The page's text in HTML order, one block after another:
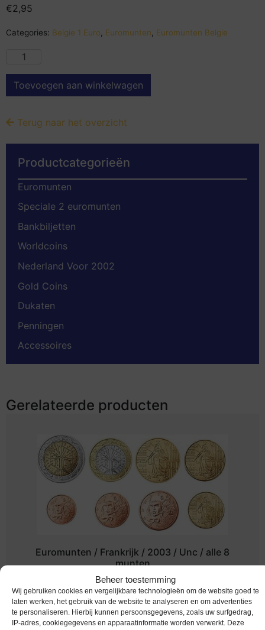
Beheer toestemming
Wij gebruiken cookies en vergelijkbare technologieën om de website goed te
laten werken, het gebruik van de website te analyseren en om advertenties
te personaliseren. Hierbij kunnen persoonsgegevens, zoals uw surfgedrag,
IP-adres, cookiegegevens en apparaatinformatie worden verwerkt. Deze
€2,95
Categories: Belgie 1 Euro Euromunten Euromunten Belgie
Toevoegen aan winkelwagen
Terug naar het overzicht
Productcategorieën
Euromunten
Speciale 2 euromunten
Bankbiljetten
Worldcoins
Nederland Voor 2002
Gold Coins
Dukaten
Penningen
Accessoires
Gerelateerde producten
Euromunten / Frankrijk / 2003 / Unc / alle 8
munten
€31,95